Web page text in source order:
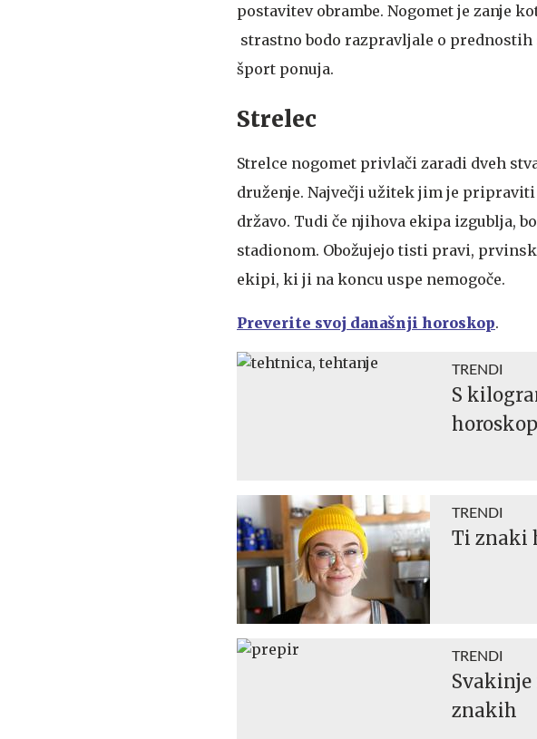
postavitev obrambe. Nogomet je zanje
strastno bodo razpravljale o
šport ponuja.
Strelec
Strelce nogomet privlači zaradi dveh
druženje. Največji užitek jim je
državo. Tudi če njihova ekipa izgublja,
stadionom. Obožujejo tisti pravi,
ekipi, ki ji na koncu uspe nemogoče.
Preverite svoj današnji horoskop.
TRENDI
S
TRENDI
Ti znaki
TRENDI
Svakinje
znakih